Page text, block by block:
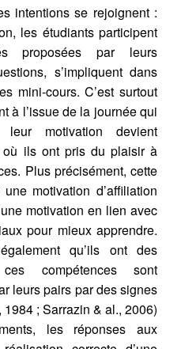
intentions se rejoignent :
les étudiants participent
proposées par leurs
s’impliquent dans
mini-cours. C’est surtout
à l’issue de la journée qui
motivation devient
où ils ont pris du plaisir à
Plus précisément, cette
motivation d’affiliation
motivation en lien avec
pour mieux apprendre.
qu’ils ont des
compétences sont
leurs pairs par des signes
; Sarrazin & al., 2006)
les réponses aux